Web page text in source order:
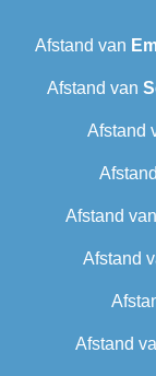
Afstand van
Afstand van
Afstand
Afstand van
Afstand
Afstand